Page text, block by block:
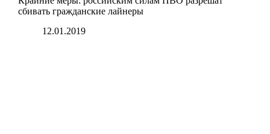
сбивать гражданские лайнеры
12.01.2019